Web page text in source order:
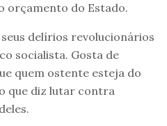
orçamento do Estado.
delírios revolucionários
socialista. Gosta de
quem ostente esteja do
que diz lutar contra